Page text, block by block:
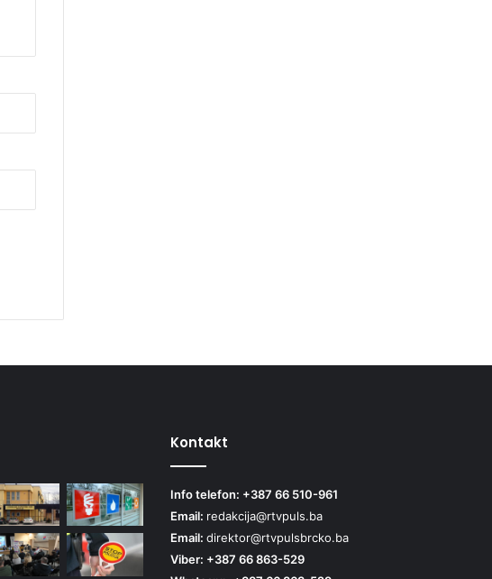
Kontakt
Info telefon: +387 66 510-961
Email: redakcija@rtvpuls.ba
Email: direktor@rtvpulsbrcko.ba
Viber: +387 66 863-529